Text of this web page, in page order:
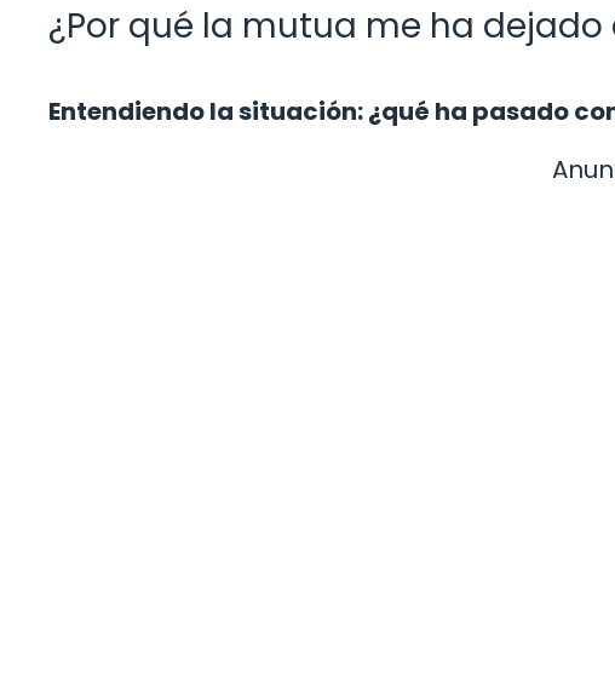
¿Por qué la mutua me ha
Entendiendo la situación: ¿qué ha pasado